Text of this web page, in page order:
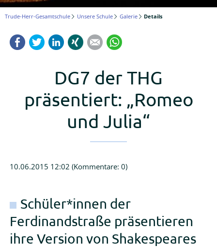
Logineo
Schulmanager
Online
Trude-Herr-Gesamtschule Unsere Schule Galerie Details
FacebookTwitterLinkedInXing Mail
DG7 der THG
präsentiert: „Romeo
und Julia“
10.06.2015 12:02 (Kommentare: 0)
Schüler*innen der
Ferdinandstraße präsentieren
ihre Version von Shakespeares